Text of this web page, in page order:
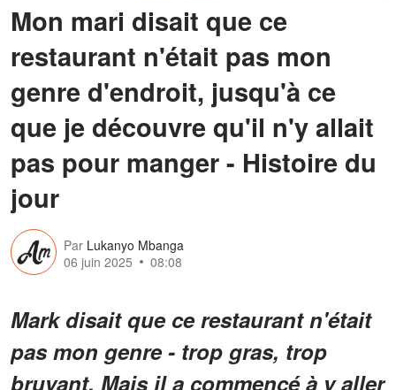
Mon mari disait que ce
restaurant n'était pas mon
genre d'endroit, jusqu'à ce
que je découvre qu'il n'y allait
pas pour manger - Histoire du
jour
Par Lukanyo Mbanga
06 juin 2025
08:08
Mark disait que ce restaurant n'était
pas mon genre - trop gras, trop
bruyant. Mais il a commencé à y aller